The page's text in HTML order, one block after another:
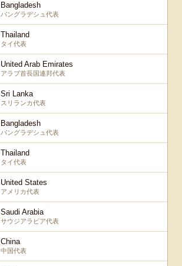
Bangladesh
バングラデシュ代表
Thailand
タイ代表
United Arab Emirates
アラブ首長国連邦代表
Sri Lanka
スリランカ代表
Bangladesh
バングラデシュ代表
Thailand
タイ代表
United States
アメリカ代表
Saudi Arabia
サウジアラビア代表
China
中国代表